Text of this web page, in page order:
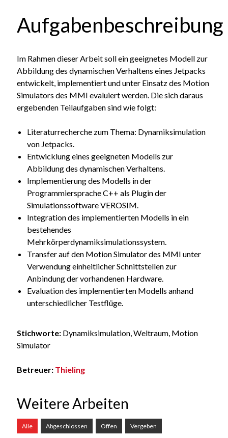
Aufgabenbeschreibung
Im Rahmen dieser Arbeit soll ein geeignetes Modell zur
Abbildung des dynamischen Verhaltens eines Jetpacks
entwickelt, implementiert und unter Einsatz des Motion
Simulators des MMI evaluiert werden. Die sich daraus
ergebenden Teilaufgaben sind wie folgt:
Literaturrecherche zum Thema: Dynamiksimulation
von Jetpacks.
Entwicklung eines geeigneten Modells zur
Abbildung des dynamischen Verhaltens.
Implementierung des Modells in der
Programmiersprache C++ als Plugin der
Simulationssoftware VEROSIM.
Integration des implementierten Modells in ein
bestehendes
Mehrkörperdynamiksimulationssystem.
Transfer auf den Motion Simulator des MMI unter
Verwendung einheitlicher Schnittstellen zur
Anbindung der vorhandenen Hardware.
Evaluation des implementierten Modells anhand
unterschiedlicher Testflüge.
Stichworte:Dynamiksimulation, Weltraum, Motion
Simulator
Betreuer: Thieling
Weitere Arbeiten
Alle Abgeschlossen Offen Vergeben